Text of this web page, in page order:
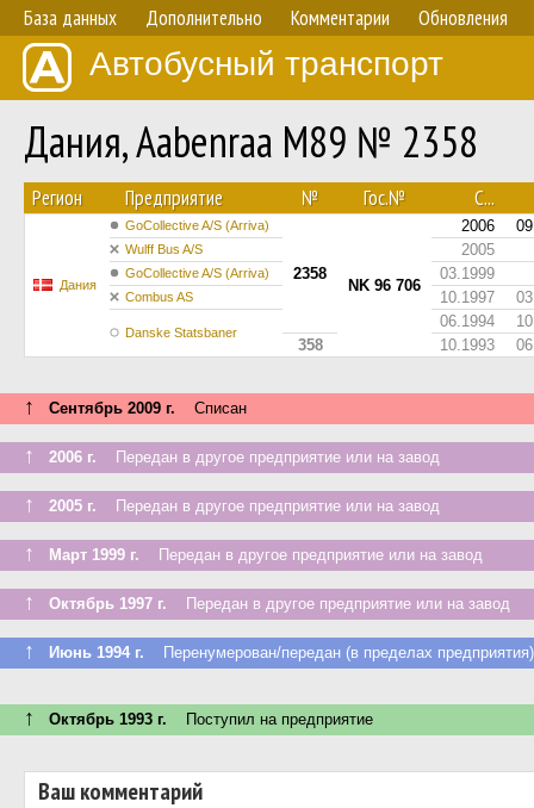
База данных Дополнительно Комментарии Обновления
Автобусный транспорт
Дания, Aabenraa M89 № 2358
Регион Предприятие № Гос.№ С...
Дания
GoCollective A/S (Arriva)
2358
NK 96 706
2006
Wulff Bus A/S 2005
GoCollective A/S (Arriva) 03.1999
Combus AS 10.1997
Danske Statsbaner
06.1994
358
10.1993
↑ Сентябрь 2009 г. Списан
↑ 2006 г. Передан в другое предприятие или на завод
↑ 2005 г. Передан в другое предприятие или на завод
↑ Март 1999 г. Передан в другое предприятие или на завод
↑ Октябрь 1997 г. Передан в другое предприятие или на завод
↑ Июнь 1994 г. Перенумерован/передан (в пределах предприятия)
↑ Октябрь 1993 г. Поступил на предприятие
Ваш комментарий